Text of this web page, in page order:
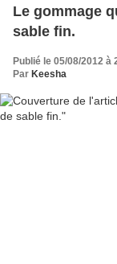
Le gommage
sable fin.
Publié le 05/08/2012 à
Par Keesha